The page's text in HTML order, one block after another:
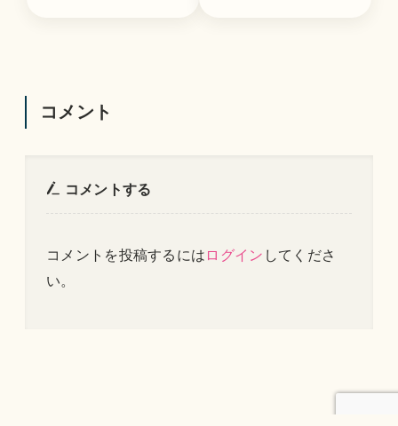
コメント
コメントする
コメントを投稿するには ログイン してくださ
い。